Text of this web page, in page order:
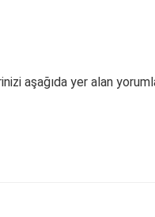
aşağıda yer alan